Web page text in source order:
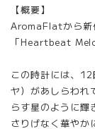
【概要】
AromaFlatから新
「Heartbeat Melo
この時計には、
ヤ）があしらわれ
らす星のように輝
さりげなく華やか